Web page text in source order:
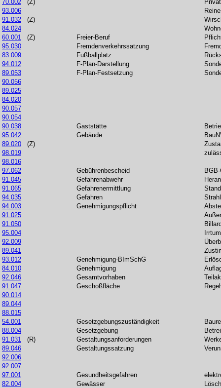
70.002 (Z)
93.006
91.032
(Z)
84.024
60.001
(Z) Freier-Beruf
95.030
Fremdenverkehrssatzung
83.009
Fußballplatz
94.012
F-Plan-Darstellung
89.053
F-Plan-Festsetzung
90.056
89.025
84.020
90.057
90.054
90.038
Gaststätte
95.042
Gebäude
89.020
(Z)
98.019
98.016
97.062
Gebührenbescheid
91.045
Gefahrenabwehr
91.065
Gefahrenermittlung
94.035
Gefahren
94.003
Genehmigungspflicht
91.025
91.050
95.004
Irrtum
92.009
89.041
93.012
Genehmigung-BImSchG
84.010
Genehmigung
92.046
Gesamtvorhaben
91.047
Geschoßfläche
90.014
89.044
88.015
54.001
Gesetzgebungszuständigkeit
88.004
Gesetzgebung
91.031
(R) Gestaltungsanforderungen
89.046
Gestaltungssatzung
92.006
92.007
97.001
Gesundheitsgefahren
82.004
Gewässer